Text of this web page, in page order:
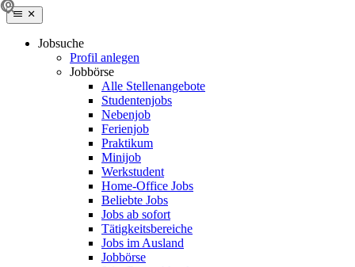
Jobsuche
Profil anlegen
Jobbörse
Alle Stellenangebote
Studentenjobs
Nebenjob
Ferienjob
Praktikum
Minijob
Werkstudent
Home-Office Jobs
Beliebte Jobs
Jobs ab sofort
Tätigkeitsbereiche
Jobs im Ausland
Jobbörse